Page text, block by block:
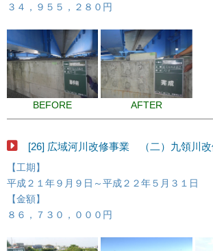
３４，９５５，２８０円
BEFORE AFTER
[26] 広域河川改修事業 （二）九領川
【工期】
平成２１年９月９日～平成２２年５月３１日
【金額】
８６，７３０，０００円